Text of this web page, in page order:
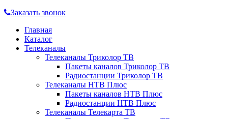
Заказать звонок
Главная
Каталог
Телеканалы
Телеканалы Триколор ТВ
Пакеты каналов Триколор ТВ
Радиостанции Триколор ТВ
Телеканалы НТВ Плюс
Пакеты каналов НТВ Плюс
Радиостанции НТВ Плюс
Телеканалы Телекарта ТВ